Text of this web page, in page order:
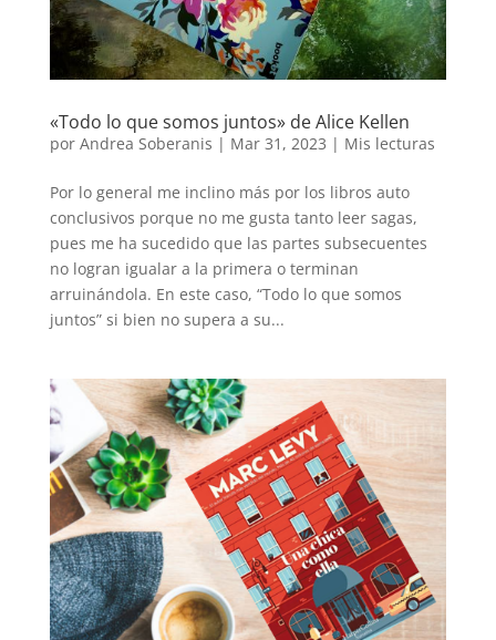
«Todo lo que somos juntos» de Alice Kellen
por Andrea Soberanis | Mar 31, 2023 | Mis lecturas
Por lo general me inclino más por los libros auto
conclusivos porque no me gusta tanto leer sagas,
pues me ha sucedido que las partes subsecuentes
no logran igualar a la primera o terminan
arruinándola. En este caso, “Todo lo que somos
juntos” si bien no supera a su...